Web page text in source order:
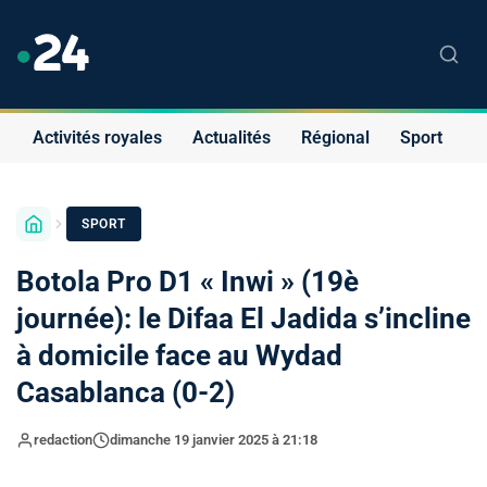
Activités royales Actualités Régional Sport
SPORT
Botola Pro D1 « Inwi » (19è
journée): le Difaa El Jadida s’incline
à domicile face au Wydad
Casablanca (0-2)
redaction dimanche 19 janvier 2025 à 21:18